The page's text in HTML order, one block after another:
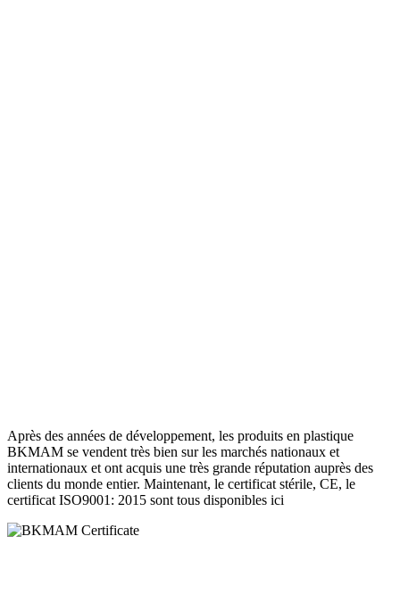
Après des années de développement, les produits en plastique
BKMAM se vendent très bien sur les marchés nationaux et
internationaux et ont acquis une très grande réputation auprès des
clients du monde entier. Maintenant, le certificat stérile, CE, le
certificat ISO9001: 2015 sont tous disponibles ici